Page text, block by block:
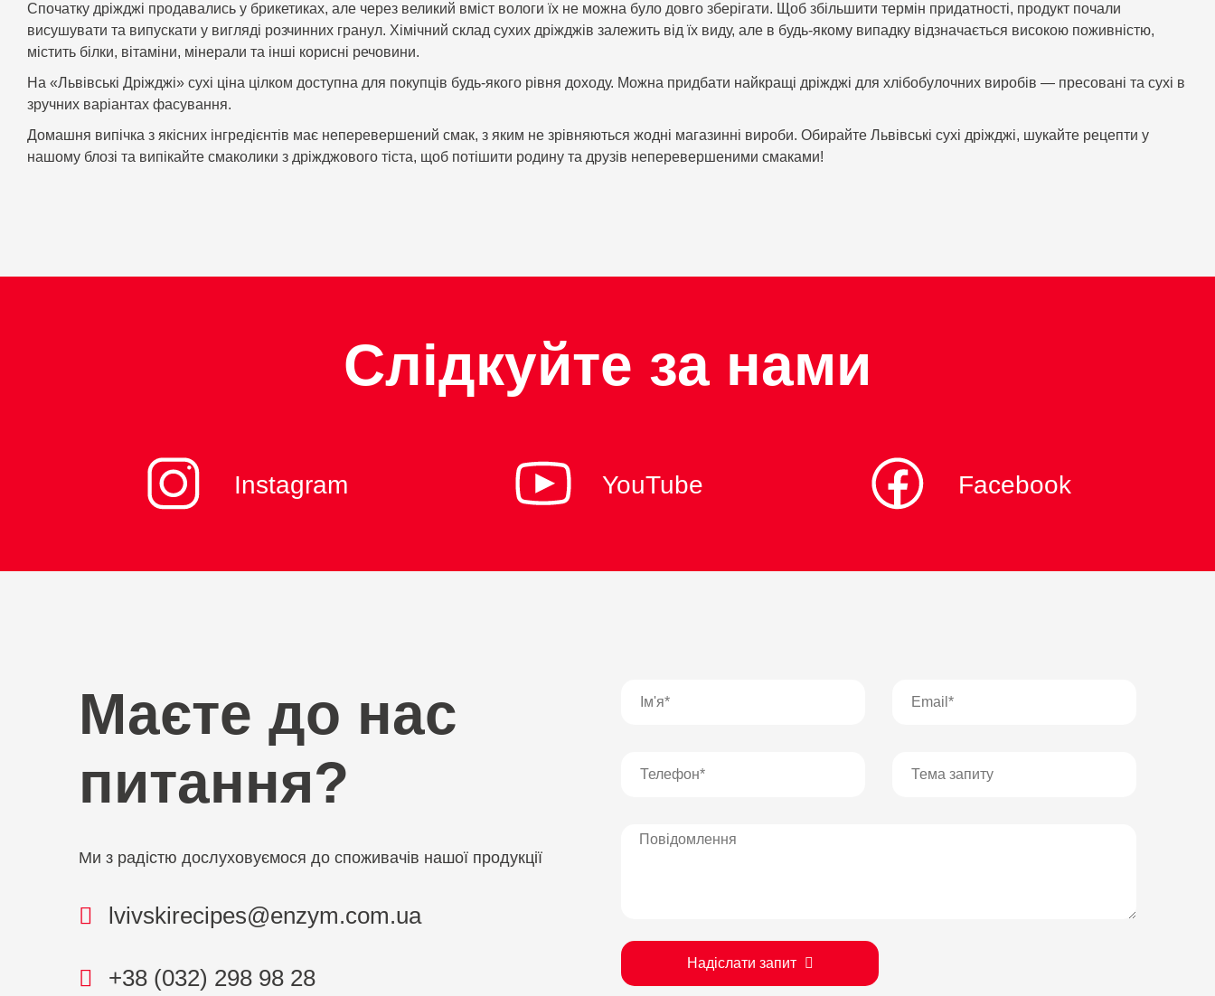
Спочатку дріжджі продавались у брикетиках, але через великий вміст вологи їх не можна було довго зберігати. Щоб збільшити термін придатності, продукт почали
висушувати та випускати у вигляді розчинних гранул. Хімічний склад сухих дріжджів залежить від їх виду, але в будь-якому випадку відзначається високою поживністю,
містить білки, вітаміни, мінерали та інші корисні речовини.
На «Львівські Дріжджі» сухі ціна цілком доступна для покупців будь-якого рівня доходу. Можна придбати найкращі дріжджі для хлібобулочних виробів — пресовані та сухі в
зручних варіантах фасування.
Домашня випічка з якісних інгредієнтів має неперевершений смак, з яким не зрівняються жодні магазинні вироби. Обирайте Львівські сухі дріжджі, шукайте рецепти у
нашому блозі та випікайте смаколики з дріжджового тіста, щоб потішити родину та друзів неперевершеними смаками!
Слідкуйте за нами
Instagram YouTube Facebook
Маєте до нас
питання?
Ми з радістю дослуховуємося до споживачів нашої продукції
lvivskirecipes@enzym.com.ua
+38 (032) 298 98 28
Надіслати запит